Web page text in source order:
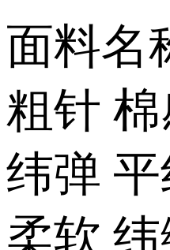
面料名
粗针
纬弹
柔软